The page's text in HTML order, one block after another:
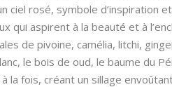
ciel rosé, symbole d’inspiration
qui aspirent à la beauté et à
de pivoine, camélia, litchi,
le bois de oud, le baume du
la fois, créant un sillage